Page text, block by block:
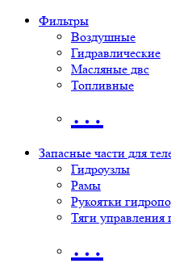
Фильтры
Воздушные
Гидравлические
Масляные двс
Топливные
…
Запасные части для
Гидроузлы
Рамы
Рукоятки
Тяги управления
…